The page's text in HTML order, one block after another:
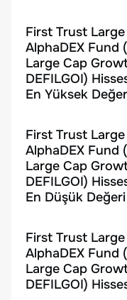
First Trust
AlphaDEX Fund
Large Cap
DEFILGOI)
En Yüksek
First Trust
AlphaDEX Fund
Large Cap
DEFILGOI)
En Düşük
First Trust
AlphaDEX Fund
Large Cap
DEFILGOI)